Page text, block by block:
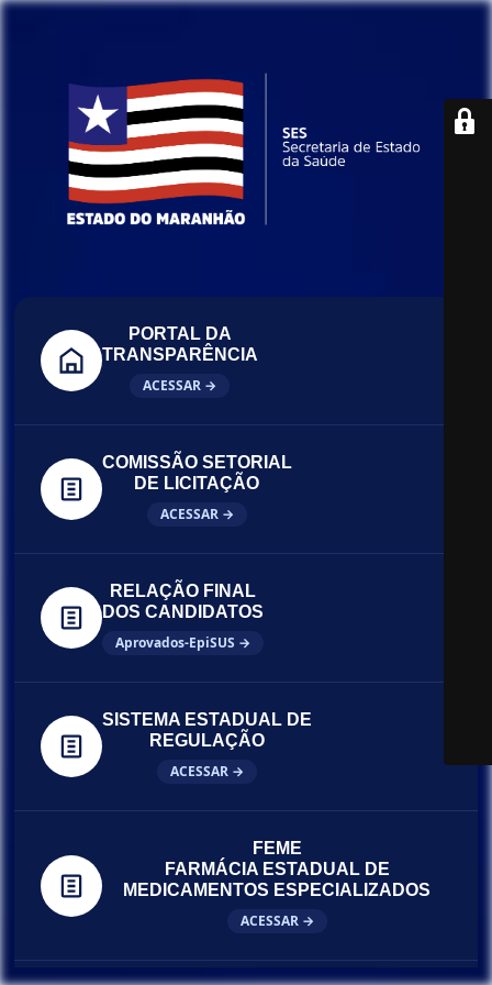
PORTAL DA
TRANSPARÊNCIA
ACESSAR →
COMISSÃO SETORIAL
DE LICITAÇÃO
ACESSAR →
RELAÇÃO FINAL
DOS CANDIDATOS
Aprovados-EpiSUS →
SISTEMA ESTADUAL DE
REGULAÇÃO
ACESSAR →
FEME
FARMÁCIA ESTADUAL DE
MEDICAMENTOS ESPECIALIZADOS
ACESSAR →